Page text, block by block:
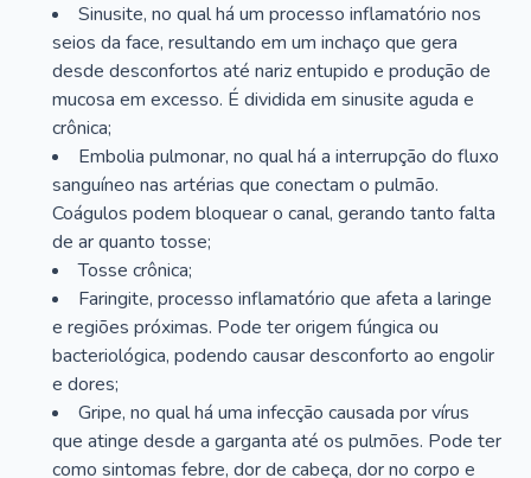
Sinusite, no qual há um processo inflamatório nos
seios da face, resultando em um inchaço que gera
desde desconfortos até nariz entupido e produção de
mucosa em excesso. É dividida em sinusite aguda e
crônica;
Embolia pulmonar, no qual há a interrupção do fluxo
sanguíneo nas artérias que conectam o pulmão.
Coágulos podem bloquear o canal, gerando tanto falta
de ar quanto tosse;
Tosse crônica;
Faringite, processo inflamatório que afeta a laringe
e regiões próximas. Pode ter origem fúngica ou
bacteriológica, podendo causar desconforto ao engolir
e dores;
Gripe, no qual há uma infecção causada por vírus
que atinge desde a garganta até os pulmões. Pode ter
como sintomas febre, dor de cabeça, dor no corpo e